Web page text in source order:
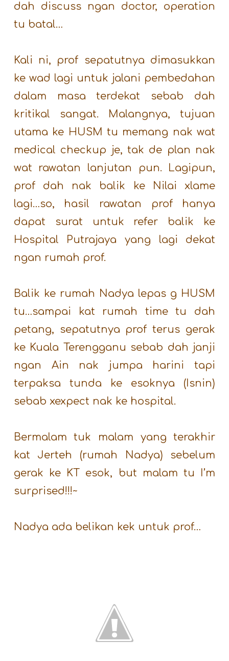
dah discuss ngan doctor, operation
tu batal…
Kali ni, prof sepatutnya dimasukkan
ke wad lagi untuk jalani pembedahan
dalam masa terdekat sebab dah
kritikal sangat. Malangnya, tujuan
utama ke HUSM tu memang nak wat
medical checkup je, tak de plan nak
wat rawatan lanjutan pun. Lagipun,
prof dah nak balik ke Nilai xlame
lagi…so, hasil rawatan prof hanya
dapat surat untuk refer balik ke
Hospital Putrajaya yang lagi dekat
ngan rumah prof.
Balik ke rumah Nadya lepas g HUSM
tu…sampai kat rumah time tu dah
petang, sepatutnya prof terus gerak
ke Kuala Terengganu sebab dah janji
ngan Ain nak jumpa harini tapi
terpaksa tunda ke esoknya (Isnin)
sebab xexpect nak ke hospital.
Bermalam tuk malam yang terakhir
kat Jerteh (rumah Nadya) sebelum
gerak ke KT esok, but malam tu I’m
surprised!!!~
Nadya ada belikan kek untuk prof…